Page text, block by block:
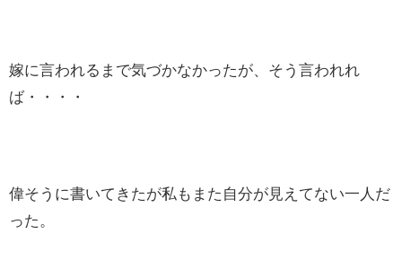
嫁に言われるまで気づかなかったが、そう言われれ
ば・・・・
偉そうに書いてきたが私もまた自分が見えてない一人だ
った。